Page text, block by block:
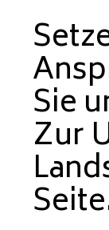
Sie
Zur